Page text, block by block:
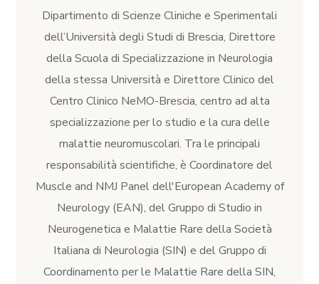
Dipartimento di Scienze Cliniche e Sperimentali
dell’Università degli Studi di Brescia, Direttore
della Scuola di Specializzazione in Neurologia
della stessa Università e Direttore Clinico del
Centro Clinico NeMO-Brescia, centro ad alta
specializzazione per lo studio e la cura delle
malattie neuromuscolari. Tra le principali
responsabilità scientifiche, è Coordinatore del
Muscle and NMJ Panel dell'European Academy of
Neurology (EAN), del Gruppo di Studio in
Neurogenetica e Malattie Rare della Società
Italiana di Neurologia (SIN) e del Gruppo di
Coordinamento per le Malattie Rare della SIN,